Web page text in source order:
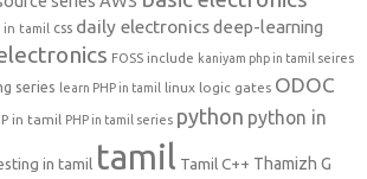
in tamil css daily electronicsdeep-learning
FOSS include kaniyam php in tamil seires
series learn PHP in tamil linux logic gates ODOC
in tamil PHP in tamil series python python in
in tamil tamil Tamil C++ Thamizh G